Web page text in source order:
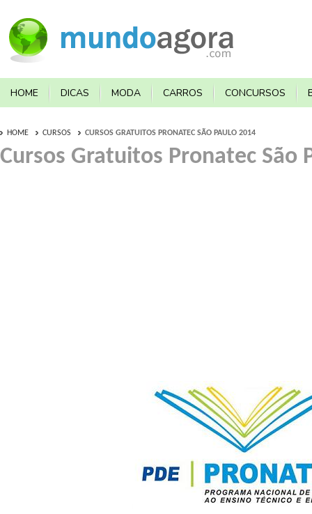
HOME DICAS MODA CARROS CONCURSOS
HOME CURSOS CURSOS GRATUITOS PRONATEC SÃO PAULO 2014
Cursos Gratuitos Pronatec São